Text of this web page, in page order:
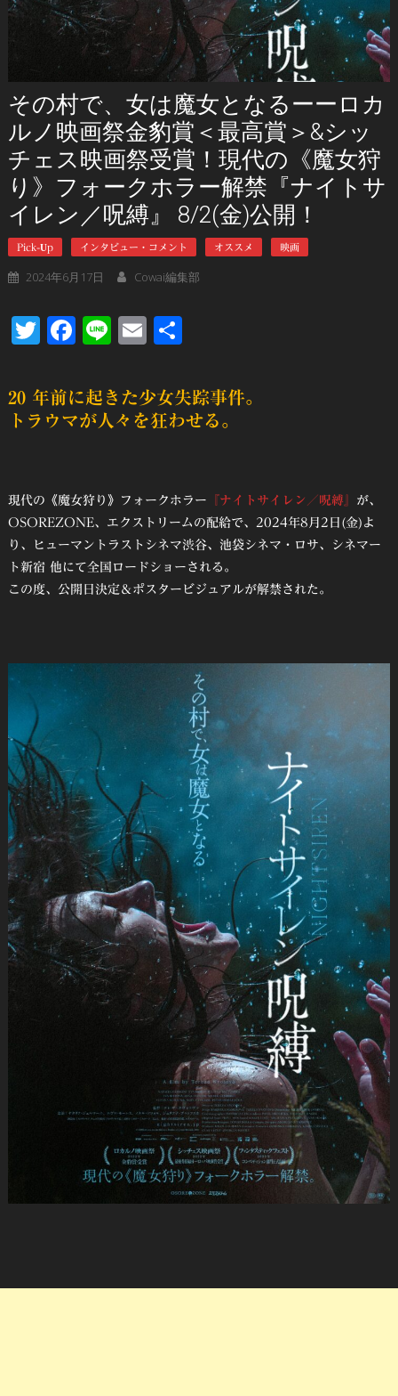
その村で、女は魔女となるーーロカ
ルノ映画祭金豹賞＜最高賞＞&シッ
チェス映画祭受賞！現代の《魔女狩
り》フォークホラー解禁『ナイトサ
イレン／呪縛』 8/2(金)公開！
Pick-Up インタビュー・コメント オススメ 映画
2024年6月17日 Cowai編集部
Twitter
Facebook
LineEmail
20 年前に起きた少女失踪事件。
トラウマが人々を狂わせる。
現代の《魔女狩り》フォークホラー 『ナイトサイレン／呪縛』 が、
OSOREZONE、エクストリームの配給で、2024年8月2日(金)よ
り、ヒューマントラストシネマ渋谷、池袋シネマ・ロサ、シネマー
ト新宿 他にて全国ロードショーされる。
この度、公開日決定＆ポスタービジュアルが解禁された。